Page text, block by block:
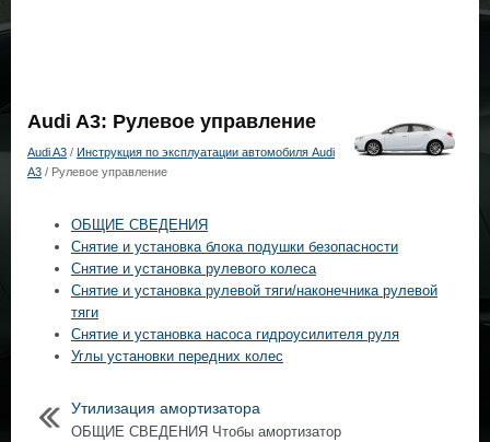
Audi A3: Рулевое управление
Audi A3 / Инструкция по эксплуатации автомобиля Audi
A3 / Рулевое управление
ОБЩИЕ СВЕДЕНИЯ
Снятие и установка блока подушки безопасности
Снятие и установка рулевого колеса
Снятие и установка рулевой тяги/наконечника рулевой
тяги
Снятие и установка насоса гидроусилителя руля
Углы установки передних колес
Утилизация амортизатора
ОБЩИЕ СВЕДЕНИЯ Чтобы амортизатор